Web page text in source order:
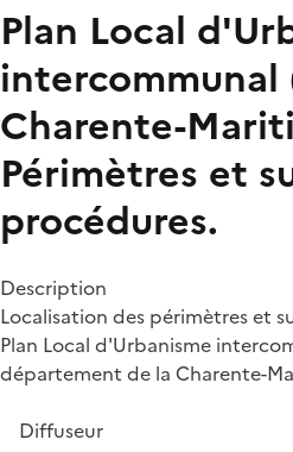
Plan Local
intercommunal
Charente-
Périmètres et
procédures.
Description
Localisation des périmètres et
Plan Local d'Urbanisme
département de la Charente-
Diffuseur